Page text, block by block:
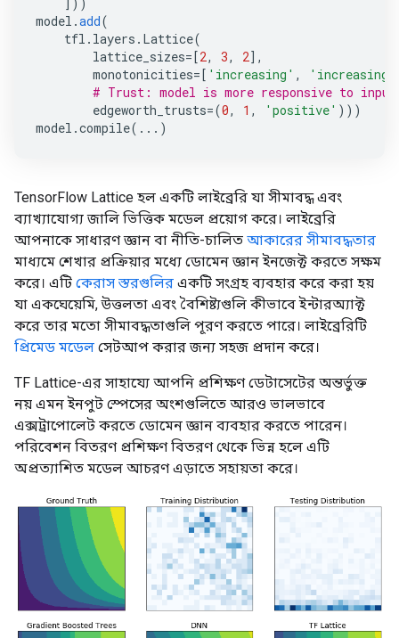
model .add(
tfl . layers . Lattice(
lattice_sizes=[2, 3, 2],
monotonicities=[ 'increasing' , 'increasing'
# Trust: model is more responsive to
edgeworth_trusts=(0, 1 , 'positive' )))
model .compile( ... )
TensorFlow Lattice হল একটি লাইব্রেরি যা সীমাবদ্ধ এবং
ব্যাখ্যাযোগ্য জালি ভিত্তিক মডেল প্রয়োগ করে। লাইব্রেরি
আপনাকে সাধারণ জ্ঞান বা নীতি-চালিত আকারের সীমাবদ্ধতার
মাধ্যমে শেখার প্রক্রিয়ার মধ্যে ডোমেন জ্ঞান ইনজেক্ট করতে সক্ষম
করে। এটি কেরাস স্তরগুলির একটি সংগ্রহ ব্যবহার করে করা হয়
যা একঘেয়েমি, উত্তলতা এবং বৈশিষ্ট্যগুলি কীভাবে ইন্টারঅ্যাক্ট
করে তার মতো সীমাবদ্ধতাগুলি পূরণ করতে পারে। লাইব্রেরিটি
প্রিমেড মডেল সেটআপ করার জন্য সহজ প্রদান করে।
TF Lattice-এর সাহায্যে আপনি প্রশিক্ষণ ডেটাসেটের অন্তর্ভুক্ত
নয় এমন ইনপুট স্পেসের অংশগুলিতে আরও ভালভাবে
এক্সট্রাপোলেট করতে ডোমেন জ্ঞান ব্যবহার করতে পারেন।
পরিবেশন বিতরণ প্রশিক্ষণ বিতরণ থেকে ভিন্ন হলে এটি
অপ্রত্যাশিত মডেল আচরণ এড়াতে সহায়তা করে।